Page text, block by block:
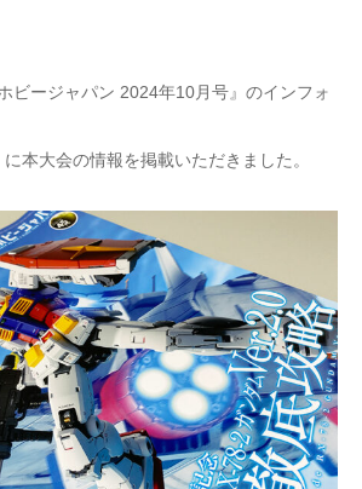
ビージャパン 2024年10月号』のインフォ
に本大会の情報を掲載いただきました。